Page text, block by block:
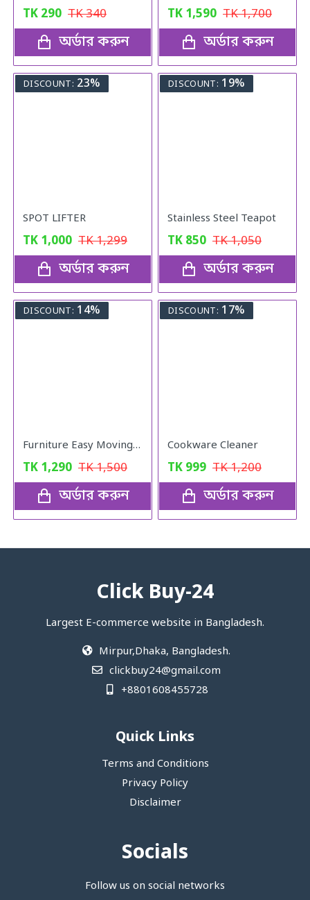
TK 290 TK340
অর্ডার করুন
TK 1,590 TK1,700
অর্ডার করুন
DISCOUNT: 23%
SPOT LIFTER
TK 1,000 TK1,299
অর্ডার করুন
DISCOUNT: 19%
Stainless Steel Teapot
TK 850 TK1,050
অর্ডার করুন
DISCOUNT: 14%
Furniture Easy Moving Tool Set, Heavy Furniture Moving & Lifting System
TK 1,290 TK1,500
অর্ডার করুন
DISCOUNT: 17%
Cookware Cleaner
TK 999 TK1,200
অর্ডার করুন
Click Buy-24
Largest E-commerce website in Bangladesh.
Mirpur,Dhaka, Bangladesh.
clickbuy24@gmail.com
+8801608455728
Quick Links
Terms and Conditions
Privacy Policy
Disclaimer
Socials
Follow us on social networks